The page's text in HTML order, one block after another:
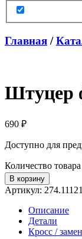
Главная /
Штуцер
690 ₽
Доступно для
Количество
В корзину
Артикул:
Описание
Детали
Кросс /